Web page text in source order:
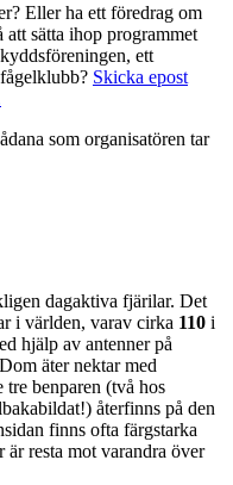
Eller ha ett föredrag om
sätta ihop programmet
ett
Skicka epost
som organisatören tar
dagaktiva fjärilar. Det
i världen, varav cirka 110 i
hjälp av antenner på
äter nektar med
benparen (två hos
återfinns på den
finns ofta färgstarka
resta mot varandra över